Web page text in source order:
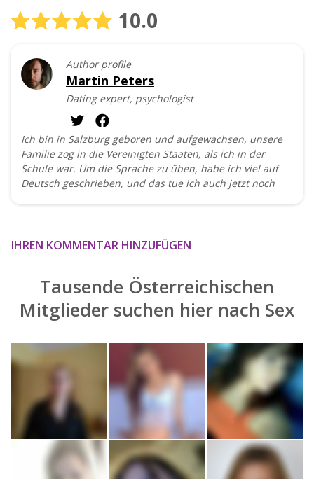
10.0
Author profile
Martin Peters
Dating expert, psychologist
Ich bin in Salzburg geboren und aufgewachsen, unsere
Familie zog in die Vereinigten Staaten, als ich in der
Schule war. Um die Sprache zu üben, habe ich viel auf
Deutsch geschrieben, und das tue ich auch jetzt noch
IHREN KOMMENTAR HINZUFÜGEN
Tausende Österreichischen
Mitglieder suchen hier nach Sex